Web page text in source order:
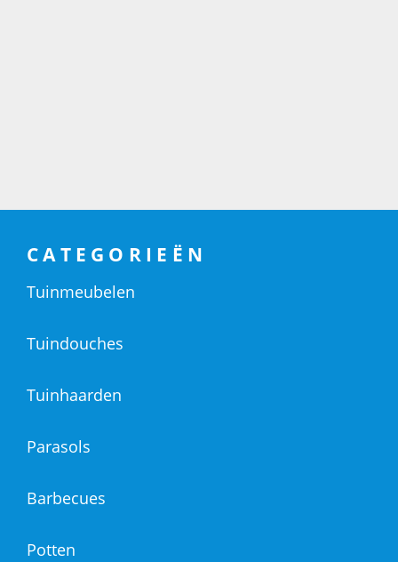
CATEGORIEËN
Tuinmeubelen
Tuindouches
Tuinhaarden
Parasols
Barbecues
Potten